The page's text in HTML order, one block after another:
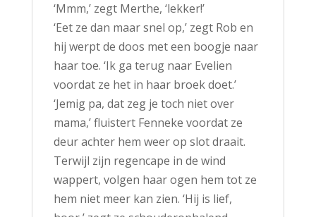
‘Mmm,’ zegt Merthe, ‘lekker!’
‘Eet ze dan maar snel op,’ zegt Rob en
hij werpt de doos met een boogje naar
haar toe. ‘Ik ga terug naar Evelien
voordat ze het in haar broek doet.’
‘Jemig pa, dat zeg je toch niet over
mama,’ fluistert Fenneke voordat ze
deur achter hem weer op slot draait.
Terwijl zijn regencape in de wind
wappert, volgen haar ogen hem tot ze
hem niet meer kan zien. ‘Hij is lief,